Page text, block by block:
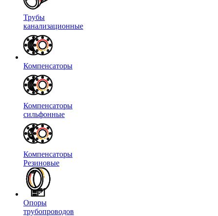
Трубы
канализационные
Компенсаторы
Компенсаторы
сильфонные
Компенсаторы
Резиновые
Опоры
трубопроводов